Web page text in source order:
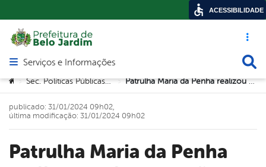
Acesso
Abrir menu principal de navegação
Serviços e Informações
Você está aqui:
> Sec. Políticas Públicas para a Mulher > Patrulha Maria da Penha realizou mais uma ação nessa quinta-feira (25)
Patrulha Maria da Penha
publicado: 31/01/2024 09h02,
última modificação: 31/01/2024 09h02
ACESSIBILIDADE